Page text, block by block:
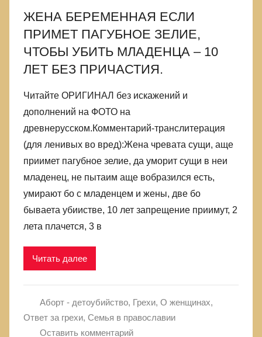
ЖЕНА БЕРЕМЕННАЯ ЕСЛИ
ПРИМЕТ ПАГУБНОЕ ЗЕЛИЕ,
ЧТОБЫ УБИТЬ МЛАДЕНЦА – 10
ЛЕТ БЕЗ ПРИЧАСТИЯ.
Читайте ОРИГИНАЛ без искажений и
дополнений на ФОТО на
древнерусском.Комментарий-транслитерация
(для ленивых во вред):Жена чревата сущи, аще
приимет пагубное зелие, да уморит сущи в неи
младенец, не пытаим аще вобразился есть,
умирают бо с младенцем и жены, две бо
бываета убиистве, 10 лет запрещение приимут, 2
лета плачется, 3 в
Читать далее
Аборт - детоубийство, Грехи, О женщинах,
Ответ за грехи, Семья в православии
Оставить комментарий